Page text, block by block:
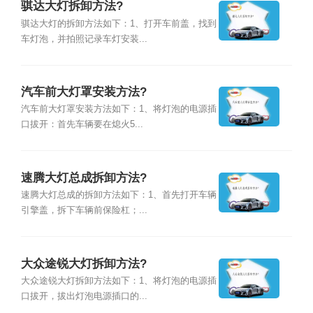
骐达大灯拆卸方法?
骐达大灯的拆卸方法如下：1、打开车前盖，找到
车灯泡，并拍照记录车灯安装...
汽车前大灯罩安装方法?
汽车前大灯罩安装方法如下：1、将灯泡的电源插
口拔开：首先车辆要在熄火5...
速腾大灯总成拆卸方法?
速腾大灯总成的拆卸方法如下：1、首先打开车辆
引擎盖，拆下车辆前保险杠；...
大众途锐大灯拆卸方法?
大众途锐大灯拆卸方法如下：1、将灯泡的电源插
口拔开，拔出灯泡电源插口的...